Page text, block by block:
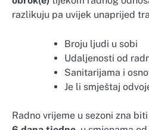
razlikuju pa uvijek unaprijed
Broju ljudi u sobi
Udaljenosti od
Sanitarijama i
Je li smještaj
Radno vrijeme u sezoni zna